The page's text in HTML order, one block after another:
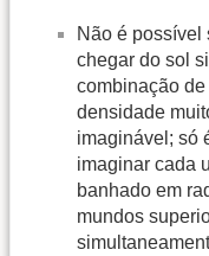
Não é possível
chegar do sol
combinação
densidade
imaginável; só
imaginar cada
banhado em
mundos